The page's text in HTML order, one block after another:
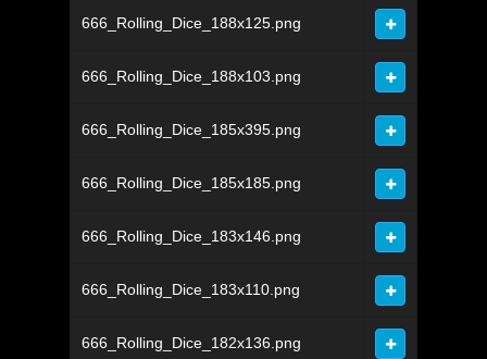
666_Rolling_Dice_188x125.png
666_Rolling_Dice_188x103.png
666_Rolling_Dice_185x395.png
666_Rolling_Dice_185x185.png
666_Rolling_Dice_183x146.png
666_Rolling_Dice_183x110.png
666_Rolling_Dice_182x136.png